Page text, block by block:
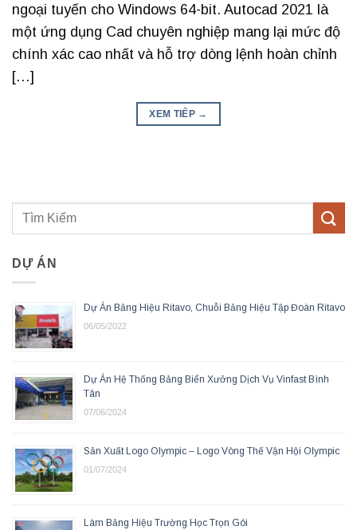
ngoại tuyến cho Windows 64-bit. Autocad 2021 là
một ứng dụng Cad chuyên nghiệp mang lại mức độ
chính xác cao nhất và hỗ trợ dòng lệnh hoàn chỉnh
[…]
XEM TIẾP →
DỰ ÁN
Dự Án Bảng Hiệu Ritavo, Chuỗi Bảng Hiệu Tập Đoàn Ritavo
06/05/2022
Dự Án Hệ Thống Bảng Biển Xưởng Dịch Vụ Vinfast Bình
Tân
07/06/2024
Sản Xuất Logo Olympic – Logo Vòng Thế Vận Hội Olympic
01/07/2024
Làm Bảng Hiệu Trường Học Trọn Gói